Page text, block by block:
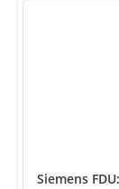
Siemens